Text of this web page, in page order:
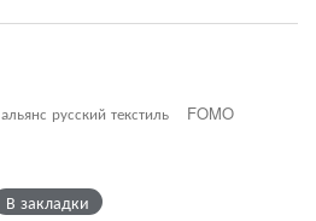
альянс русский текстиль FOMO
В закладки